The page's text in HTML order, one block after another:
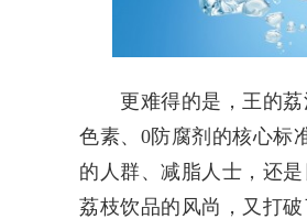
更难得的是，王的荔
色素、0防腐剂的核心标
的人群、减脂人士，还
荔枝饮品的风尚，又打